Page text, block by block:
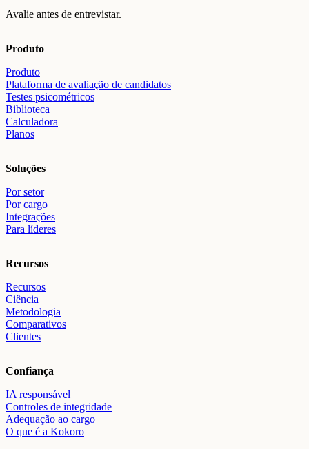
Avalie antes de entrevistar.
Produto
Produto
Plataforma de avaliação de candidatos
Testes psicométricos
Biblioteca
Calculadora
Planos
Soluções
Por setor
Por cargo
Integrações
Para líderes
Recursos
Recursos
Ciência
Metodologia
Comparativos
Clientes
Confiança
IA responsável
Controles de integridade
Adequação ao cargo
O que é a Kokoro